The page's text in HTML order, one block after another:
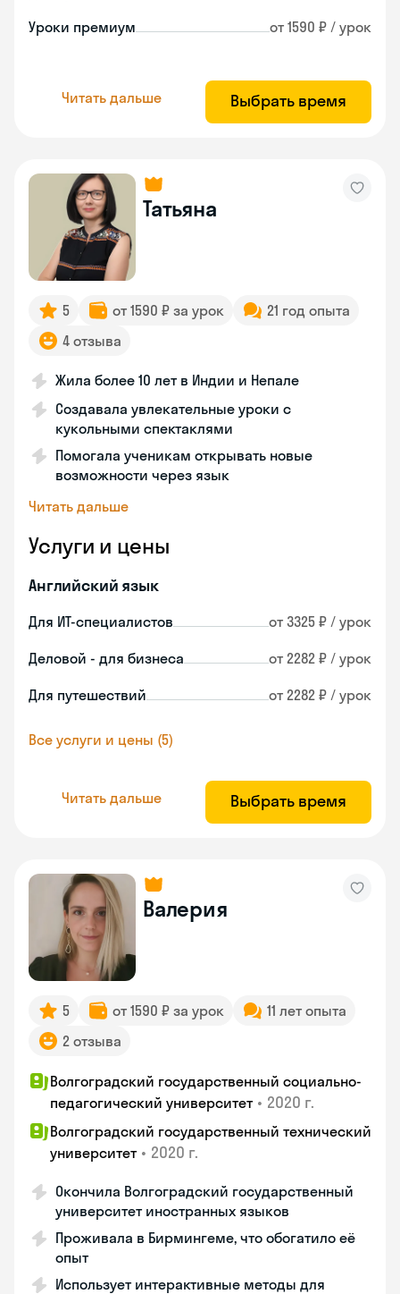
Уроки премиум от 1590 ₽ / урок
Читать дальше Выбрать время
Татьяна
5 от 1590 ₽ за урок
21 год опыта
4 отзыва
Жила более 10 лет в Индии и Непале
Создавала увлекательные уроки с
кукольными спектаклями
Помогала ученикам открывать новые
возможности через язык
Читать дальше
Услуги и цены
Английский язык
Для ИТ-специалистов от 3325 ₽ / урок
Деловой - для бизнеса от 2282 ₽ / урок
Для путешествий от 2282 ₽ / урок
Все услуги и цены (5)
Читать дальше Выбрать время
Валерия
5 от 1590 ₽ за урок
11 лет опыта
2 отзыва
Волгоградский государственный социально-
педагогический университет • 2020 г.
Волгоградский государственный технический
университет • 2020 г.
Окончила Волгоградский государственный
университет иностранных языков
Проживала в Бирмингеме, что обогатило её
опыт
Использует интерактивные методы для